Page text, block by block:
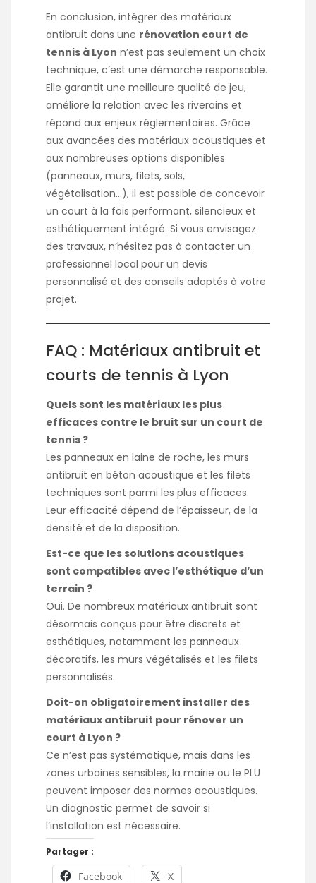
En conclusion, intégrer des matériaux
antibruit dans une rénovation court de
tennis à Lyon n’est pas seulement un choix
technique, c’est une démarche responsable.
Elle garantit une meilleure qualité de jeu,
améliore la relation avec les riverains et
répond aux enjeux réglementaires. Grâce
aux avancées des matériaux acoustiques et
aux nombreuses options disponibles
(panneaux, murs, filets, sols,
végétalisation…), il est possible de concevoir
un court à la fois performant, silencieux et
esthétiquement intégré. Si vous envisagez
des travaux, n’hésitez pas à contacter un
professionnel local pour un devis
personnalisé et des conseils adaptés à votre
projet.
FAQ : Matériaux antibruit et
courts de tennis à Lyon
Quels sont les matériaux les plus
efficaces contre le bruit sur un court de
tennis ?
Les panneaux en laine de roche, les murs
antibruit en béton acoustique et les filets
techniques sont parmi les plus efficaces.
Leur efficacité dépend de l’épaisseur, de la
densité et de la disposition.
Est-ce que les solutions acoustiques
sont compatibles avec l’esthétique d’un
terrain ?
Oui. De nombreux matériaux antibruit sont
désormais conçus pour être discrets et
esthétiques, notamment les panneaux
décoratifs, les murs végétalisés et les filets
personnalisés.
Doit-on obligatoirement installer des
matériaux antibruit pour rénover un
court à Lyon ?
Ce n’est pas systématique, mais dans les
zones urbaines sensibles, la mairie ou le PLU
peuvent imposer des normes acoustiques.
Un diagnostic permet de savoir si
l’installation est nécessaire.
Partager :
Facebook X